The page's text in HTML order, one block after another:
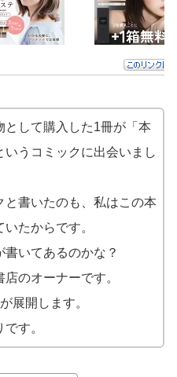
として購入した1冊が「本
いうコミックに出会いまし
と書いたのも、私はこの本
たからです。
いてあるのかな？
のオーナーです。
展開します。
す。